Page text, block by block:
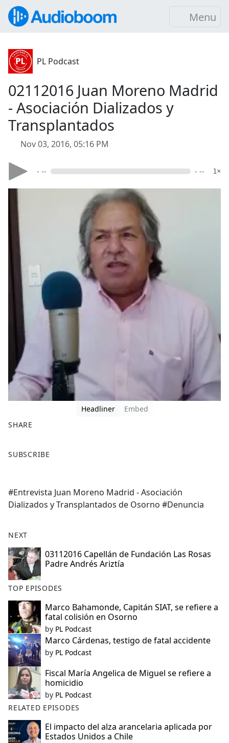
Menu
PL Podcast
02112016 Juan Moreno Madrid
- Asociación Dializados y
Transplantados
Nov 03, 2016, 05:16 PM
- -- - -- 1×
Headliner
Embed
SHARE
a
b
o
k
SUBSCRIBE
#Entrevista Juan Moreno Madrid - Asociación
Dializados y Transplantados de Osorno #Denuncia
NEXT
03112016 Capellán de Fundación Las Rosas
Padre Andrés Ariztía
TOP EPISODES
Marco Bahamonde, Capitán SIAT, se refiere a
fatal colisión en Osorno
by PL Podcast
Marco Cárdenas, testigo de fatal accidente
by PL Podcast
Fiscal María Angelica de Miguel se refiere a
homicidio
by PL Podcast
RELATED EPISODES
El impacto del alza arancelaria aplicada por
Estados Unidos a Chile